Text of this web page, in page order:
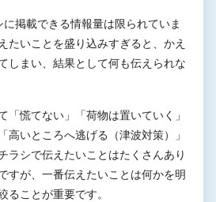
掲載できる情報量は限られていま
たいことを盛り込みすぎると、かえ
しまい、結果として何も伝えられな
「慌てない」「荷物は置いていく」
高いところへ逃げる（津波対策）」
ラシで伝えたいことはたくさんあり
すが、一番伝えたいことは何かを明
ることが重要です。